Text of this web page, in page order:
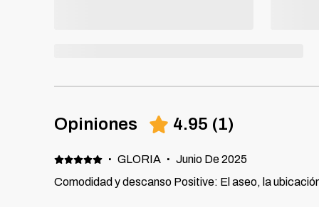
Opiniones 4.95 (1)
· GLORIA · Junio De 2025
Comodidad y descanso Positive: El aseo, la